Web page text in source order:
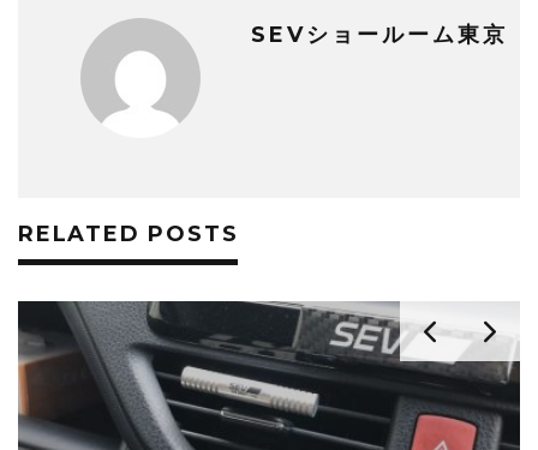
SEVショールーム東京
RELATED POSTS